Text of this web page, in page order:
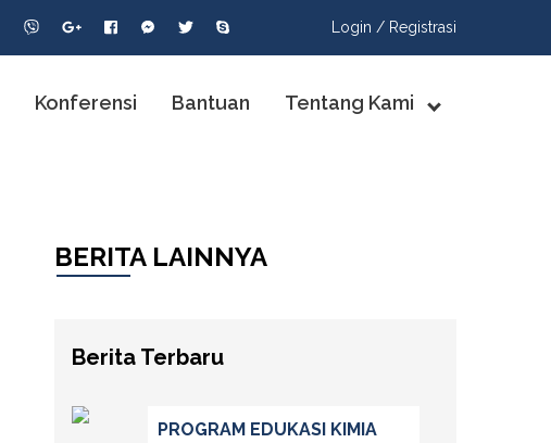
Login / Registrasi
Konferensi Bantuan Tentang Kami
BERITA LAINNYA
Berita Terbaru
PROGRAM EDUKASI KIMIA